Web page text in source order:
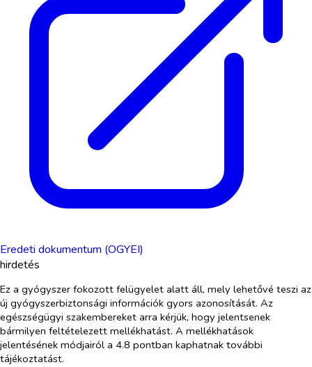
Eredeti dokumentum (OGYEI)
hirdetés
Ez a gyógyszer fokozott felügyelet alatt áll, mely lehetővé teszi az
új gyógyszerbiztonsági információk gyors azonosítását. Az
egészségügyi szakembereket arra kérjük, hogy jelentsenek
bármilyen feltételezett mellékhatást. A mellékhatások
jelentésének módjairól a 4.8 pontban kaphatnak további
tájékoztatást.